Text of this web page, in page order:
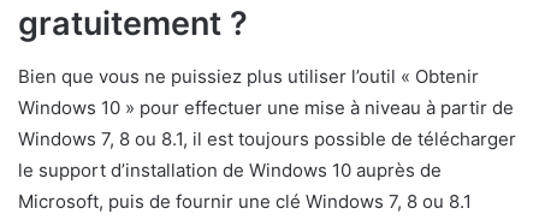
gratuitement ?
Bien que vous ne puissiez plus utiliser l’outil « Obtenir
Windows 10 » pour effectuer une mise à niveau à partir de
Windows 7, 8 ou 8.1, il est toujours possible de télécharger
le support d’installation de Windows 10 auprès de
Microsoft, puis de fournir une clé Windows 7, 8 ou 8.1